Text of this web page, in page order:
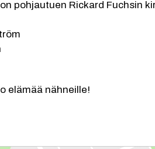
pohjautuen Rickard Fuchsin
elämää nähneille!